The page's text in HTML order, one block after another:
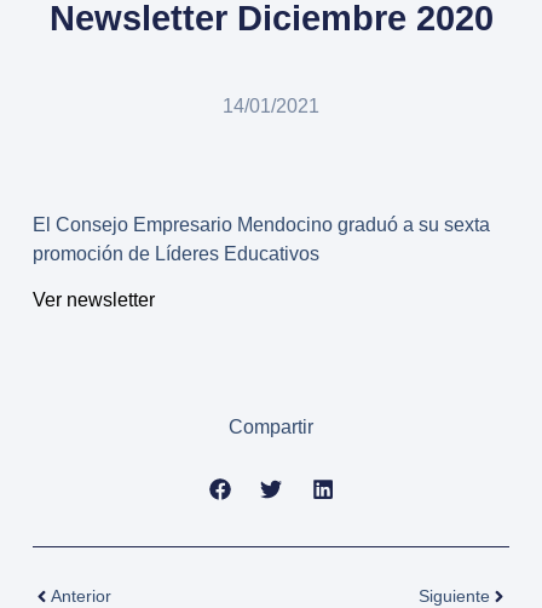
Newsletter Diciembre 2020
14/01/2021
El Consejo Empresario Mendocino graduó a su sexta
promoción de Líderes Educativos
Ver newsletter
Compartir
Anterior Siguiente